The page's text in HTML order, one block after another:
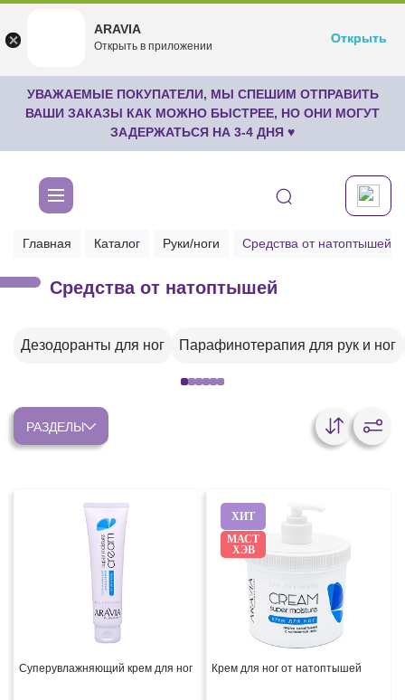
undefined
Бесплатноru.aravia.new
Открыть
УВАЖАЕМЫЕ ПОКУПАТЕЛИ, МЫ СПЕШИМ ОТПРАВИТЬ
ВАШИ ЗАКАЗЫ КАК МОЖНО БЫСТРЕЕ, НО ОНИ МОГУТ
ЗАДЕРЖАТЬСЯ НА 3-4 ДНЯ ♥
Главная Каталог Руки/ноги Средства от натоптышей
Средства от натоптышей
Дезодоранты для ног Парафинотерапия для рук и ног
РАЗДЕЛЫ
Суперувлажняющий крем для ног
ХИТ
МАСТ
ХЭВ
Крем для ног от натоптышей
ARAVIA
Открыть в приложении
Открыть